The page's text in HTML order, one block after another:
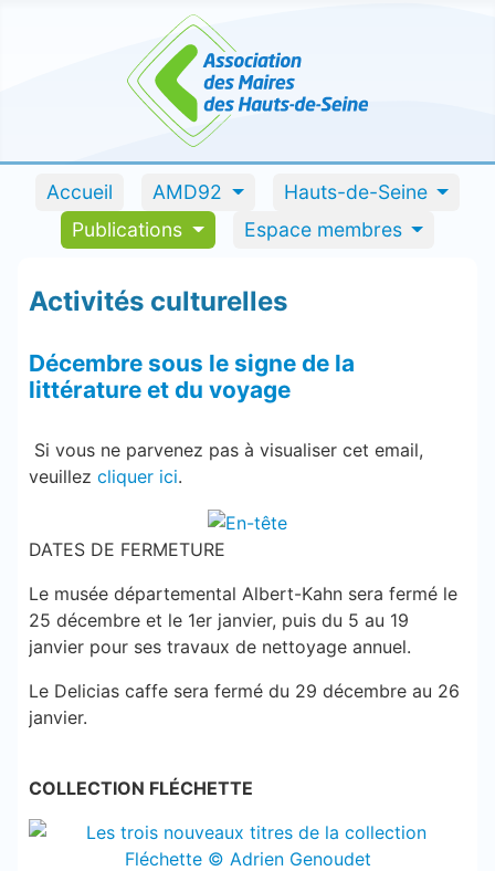
Accueil AMD92
Hauts-de-Seine
Publications
Espace membres
Activités culturelles
Décembre sous le signe de la
littérature et du voyage
Si vous ne parvenez pas à visualiser cet email,
veuillez cliquer ici.
DATES DE FERMETURE
Le musée départemental Albert-Kahn sera fermé le
25 décembre et le 1er janvier, puis du 5 au 19
janvier pour ses travaux de nettoyage annuel.
Le Delicias caffe sera fermé du 29 décembre au 26
janvier.
COLLECTION FLÉCHETTE